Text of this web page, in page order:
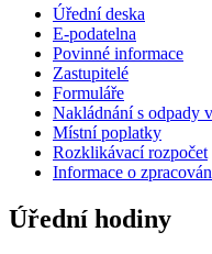
Úřední deska
E-podatelna
Povinné informace
Zastupitelé
Formuláře
Nakládnání s odpady
Místní poplatky
Rozklikávací rozpočet
Informace o
Úřední hodiny